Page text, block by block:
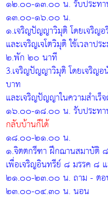
๑๒.๐๐-๑๓.๐๐ น. รับประทา
๑๓.๐๐-๑๖.๐๐ น.
๑.เจริญปัญญาวิมุติ โดยเจริ
และเจริญเจโตวิมุติ ใช้เวลา
๒.พัก ๒๐ นาที
3.เจริญปัญญาวิมุติ โดยเจริ
บาท
และเจริญปัญญาในความสำเร็
๑๖.๐๐-๑๘.๐๐ น. รับประทา
กลับบ้านก็ได้
๑๘.๐๐-๒๑.๐๐ น.
๑.จิตตกรีฑา ฝึกฌานสมาบั
เพื่อเจริญอินทรีย์ ๘ มรรค ๘
๒๑.๐๐-๒๓.๐๐ น. ถาม - ตอ
๒๓.๐๐-๐๔.๓๐ น. นอน